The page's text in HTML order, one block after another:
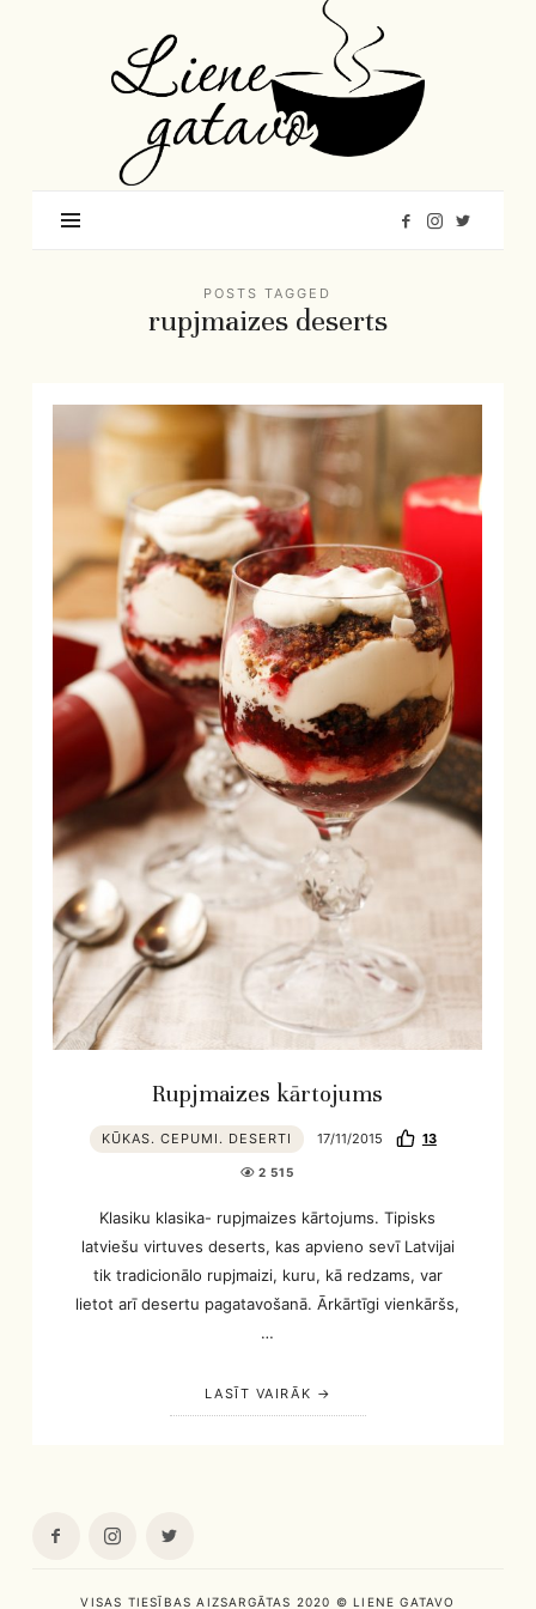
Gatavo
–
Mana
garšu
pasaule
POSTS TAGGED
rupjmaizes deserts
Rupjmaizes kārtojums
KŪKAS. CEPUMI. DESERTI 17/11/2015 13
2 515
Klasiku klasika- rupjmaizes kārtojums. Tipisks
latviešu virtuves deserts, kas apvieno sevī Latvijai
tik tradicionālo rupjmaizi, kuru, kā redzams, var
lietot arī desertu pagatavošanā. Ārkārtīgi vienkāršs,
…
LASĪT VAIRĀK
VISAS TIESĪBAS AIZSARGĀTAS 2020 © LIENE GATAVO